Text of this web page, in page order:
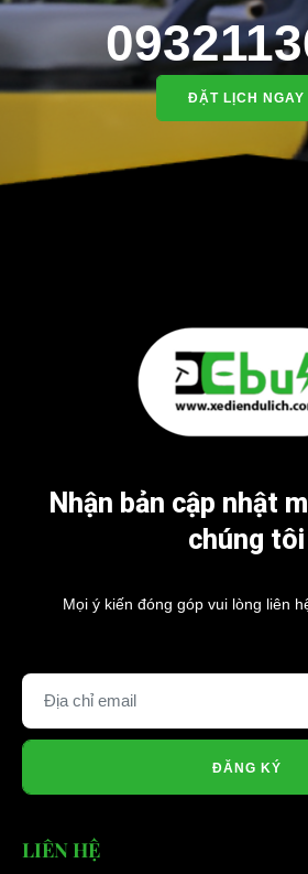
ĐẶT LỊCH NGAY
Nhận bản cập nhật
chúng tôi
Mọi ý kiến đóng góp vui lòng liên
ĐĂNG KÝ
LIÊN HỆ